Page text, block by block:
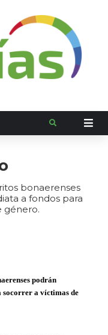
bonaerenses
a fondos para
género.
podrán
socorrer a víctimas de